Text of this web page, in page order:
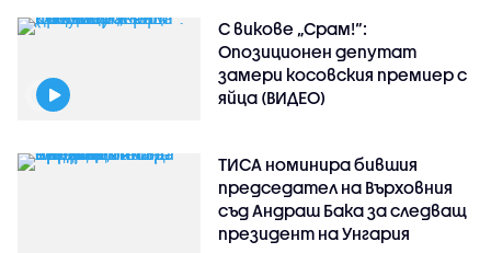
С викове „Срам!“:
Опозиционен депутат
замери косовския премиер с
яйца (ВИДЕО)
ТИСА номинира бившия
председател на Върховния
съд Андраш Бака за следващ
президент на Унгария